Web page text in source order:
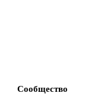
Сообщество